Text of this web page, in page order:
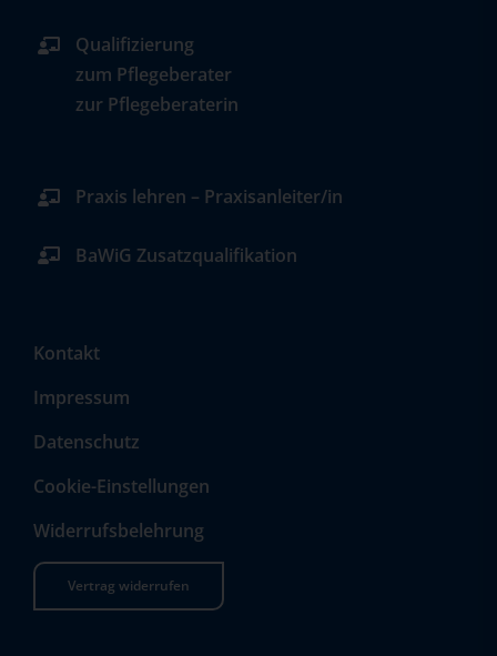
Qualifizierung
zum Pflegeberater
zur Pflegeberaterin
Praxis lehren – Praxisanleiter/in
BaWiG Zusatzqualifikation
Kontakt
Impressum
Datenschutz
Cookie-Einstellungen
Widerrufsbelehrung
Vertrag widerrufen